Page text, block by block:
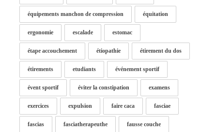
équipements manchon de compression équitation
ergonomie escalade estomac
étape accouchement étiopathie étirement du dos
étirements etudiants événement sportif
évent sportif éviter la constipation examens
exercices expulsion faire caca fasciae
fascias fasciatherapeuthe fausse couche